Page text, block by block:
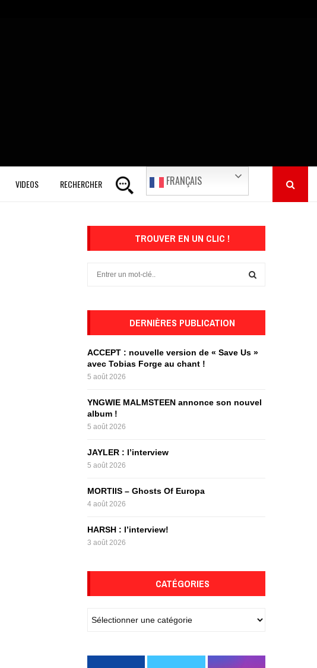
VIDEOS RECHERCHER FRANÇAIS
TROUVER EN UN CLIC !
o
r
:
DERNIÈRES PUBLICATION
ACCEPT : nouvelle version de « Save Us »
avec Tobias Forge au chant !
5 août 2026
YNGWIE MALMSTEEN annonce son nouvel
album !
5 août 2026
JAYLER : l’interview
5 août 2026
MORTIIS – Ghosts Of Europa
4 août 2026
HARSH : l’interview!
3 août 2026
CATÉGORIES